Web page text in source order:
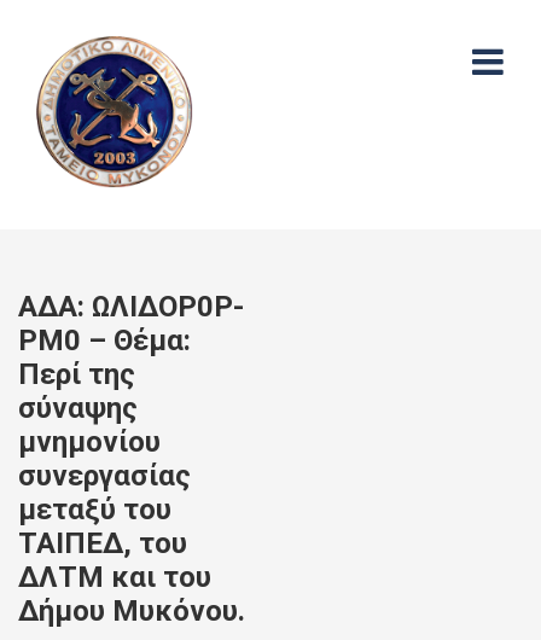
ΑΔΑ: ΩΛΙΔΟΡ0Ρ-
ΡΜ0 – Θέμα:
Περί της
σύναψης
μνημονίου
συνεργασίας
μεταξύ του
ΤΑΙΠΕΔ, του
ΔΛΤΜ και του
Δήμου Μυκόνου.